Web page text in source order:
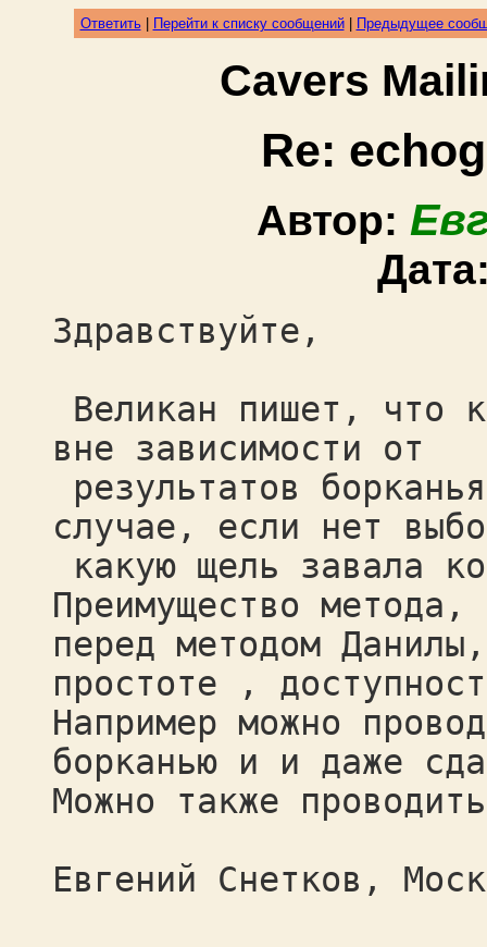
Ответить| Перейти к списку сообщений| Предыдущее
Cavers
Re:
Автор:
Здравствуйте,
Великан пишет, что
вне зависимости от
результатов
случае, если нет
какую щель завала
Преимущество метода,
перед методом
простоте ,
Например можно
борканью и и даже
Можно также
Евгений Снетков,